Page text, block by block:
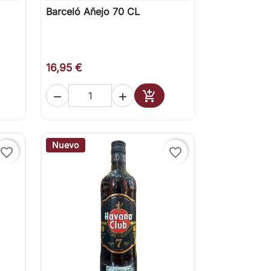
al carrito
 Vista rápida
Barceló Añejo 70 CL
16,95 €
  
Añadir al carrito
favorite_border
Nuevo
favorite_border